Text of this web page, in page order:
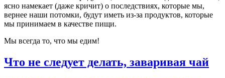
ясно намекает (даже кричит) о последствиях, которые мы,
вернее наши потомки, будут иметь из-за продуктов, которые
мы принимаем в качестве пищи.
Мы всегда то, что мы едим!
Что не следует делать, заваривая чай